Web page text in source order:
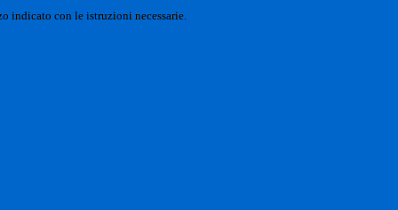
indicato con le istruzioni necessarie.